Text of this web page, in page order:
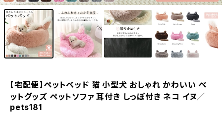
【宅配便】ペットベッド 猫 小型犬 おしゃれ かわいい ペ
ットグッズ ペットソファ 耳付き しっぽ付き ネコ イヌ／
pets181